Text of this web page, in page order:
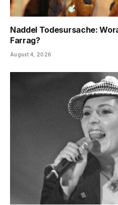
Naddel Todesursache:
Farrag?
August 4, 2026